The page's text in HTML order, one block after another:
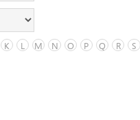
K L M N O P Q R S